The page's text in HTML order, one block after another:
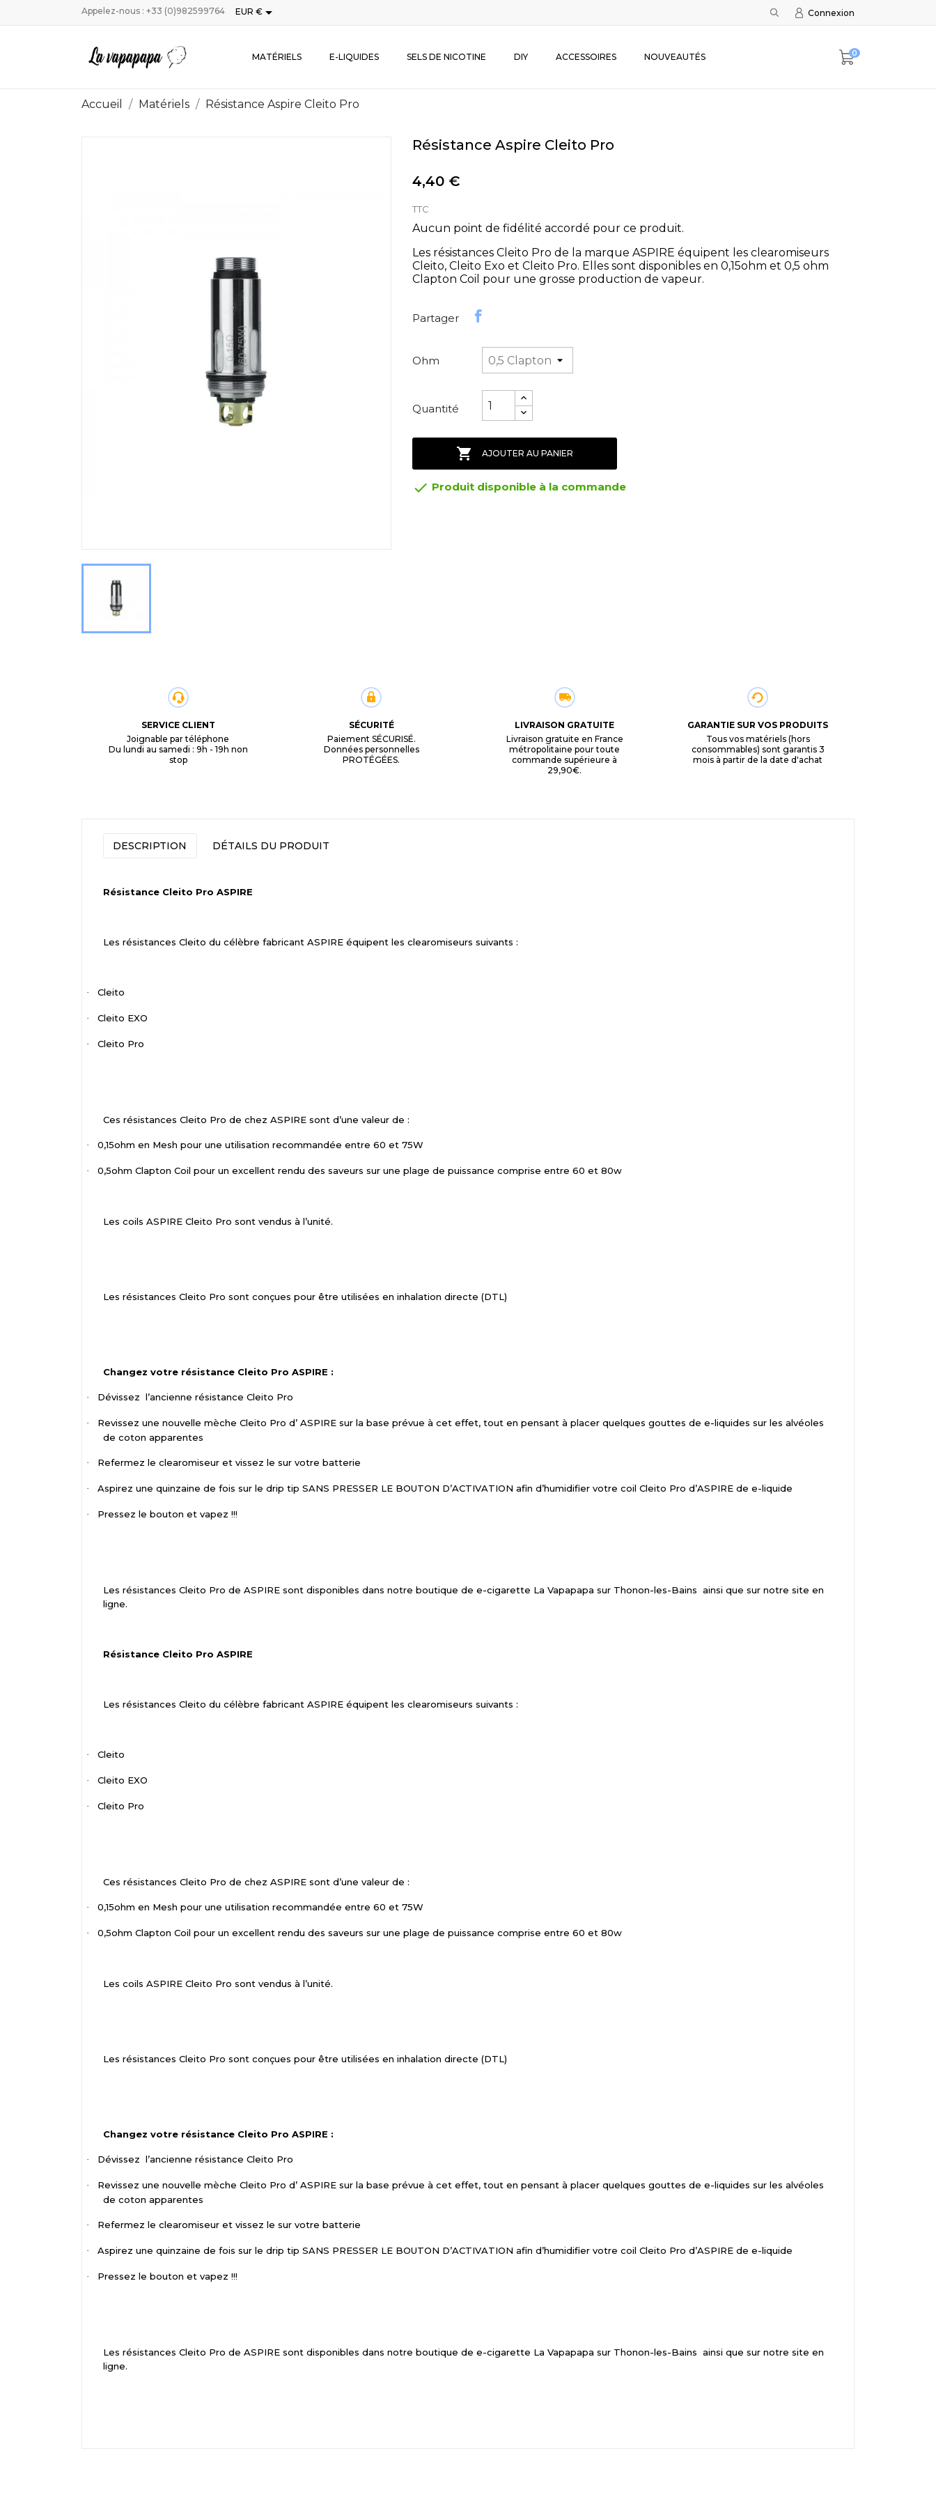
Appelez-nous : +33 (0)982599764 EUR € Connexion
MATÉRIELS E-LIQUIDES SELS DE NICOTINE DIY ACCESSOIRES NOUVEAUTÉS 0
Accueil Matériels Résistance Aspire Cleito Pro
Résistance Aspire Cleito Pro
4,40 €
TTC
Aucun point de fidélité accordé pour ce produit.
Les résistances Cleito Pro de la marque ASPIRE équipent les clearomiseurs
Cleito, Cleito Exo et Cleito Pro. Elles sont disponibles en 0,15ohm et 0,5 ohm
Clapton Coil pour une grosse production de vapeur.
Partager
Ohm
Quantité
 AJOUTER AU PANIER
 Produit disponible à la commande
SERVICE CLIENT
Joignable par téléphone
Du lundi au samedi : 9h - 19h non
stop
SÉCURITÉ
Paiement SÉCURISÉ.
Données personnelles
PROTÉGÉES.
LIVRAISON GRATUITE
Livraison gratuite en France
métropolitaine pour toute
commande supérieure à
29,90€.
GARANTIE SUR VOS PRODUITS
Tous vos matériels (hors
consommables) sont garantis 3
mois à partir de la date d'achat
DESCRIPTION DÉTAILS DU PRODUIT
Résistance Cleito Pro ASPIRE
Les résistances Cleito du célèbre fabricant ASPIRE équipent les clearomiseurs suivants :
· Cleito
· Cleito EXO
· Cleito Pro
Ces résistances Cleito Pro de chez ASPIRE sont d’une valeur de :
· 0,15ohm en Mesh pour une utilisation recommandée entre 60 et 75W
· 0,5ohm Clapton Coil pour un excellent rendu des saveurs sur une plage de puissance comprise entre 60 et 80w
Les coils ASPIRE Cleito Pro sont vendus à l’unité.
Les résistances Cleito Pro sont conçues pour être utilisées en inhalation directe (DTL)
Changez votre résistance Cleito Pro ASPIRE :
· Dévissez l’ancienne résistance Cleito Pro
·
Revissez une nouvelle mèche Cleito Pro d’ ASPIRE sur la base prévue à cet effet, tout en pensant à placer quelques gouttes de e-liquides sur les alvéoles
de coton apparentes
· Refermez le clearomiseur et vissez le sur votre batterie
· Aspirez une quinzaine de fois sur le drip tip SANS PRESSER LE BOUTON D’ACTIVATION afin d’humidifier votre coil Cleito Pro d’ASPIRE de e-liquide
· Pressez le bouton et vapez !!!
Les résistances Cleito Pro de ASPIRE sont disponibles dans notre boutique de e-cigarette La Vapapapa sur Thonon-les-Bains ainsi que sur notre site en
ligne.
Résistance Cleito Pro ASPIRE
Les résistances Cleito du célèbre fabricant ASPIRE équipent les clearomiseurs suivants :
· Cleito
· Cleito EXO
· Cleito Pro
Ces résistances Cleito Pro de chez ASPIRE sont d’une valeur de :
· 0,15ohm en Mesh pour une utilisation recommandée entre 60 et 75W
· 0,5ohm Clapton Coil pour un excellent rendu des saveurs sur une plage de puissance comprise entre 60 et 80w
Les coils ASPIRE Cleito Pro sont vendus à l’unité.
Les résistances Cleito Pro sont conçues pour être utilisées en inhalation directe (DTL)
Changez votre résistance Cleito Pro ASPIRE :
· Dévissez l’ancienne résistance Cleito Pro
·
Revissez une nouvelle mèche Cleito Pro d’ ASPIRE sur la base prévue à cet effet, tout en pensant à placer quelques gouttes de e-liquides sur les alvéoles
de coton apparentes
· Refermez le clearomiseur et vissez le sur votre batterie
· Aspirez une quinzaine de fois sur le drip tip SANS PRESSER LE BOUTON D’ACTIVATION afin d’humidifier votre coil Cleito Pro d’ASPIRE de e-liquide
· Pressez le bouton et vapez !!!
Les résistances Cleito Pro de ASPIRE sont disponibles dans notre boutique de e-cigarette La Vapapapa sur Thonon-les-Bains ainsi que sur notre site en
ligne.